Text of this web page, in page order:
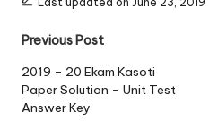
Post
navigation
Previous Post
2019 – 20 Ekam Kasoti
Paper Solution – Unit Test
Answer Key